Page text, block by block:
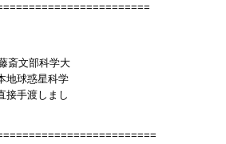
斎文部科学大
地球惑星科学
接手渡しまし